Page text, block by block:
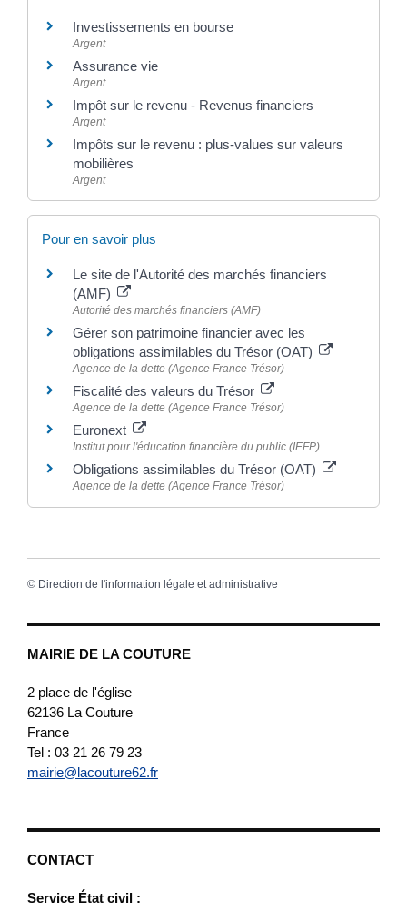
MAIRIE DE LA COUTURE
2 place de l'église
62136 La Couture
France
Tel : 03 21 26 79 23
mairie@lacouture62.fr
CONTACT
Service État civil :
Investissements en bourse
Argent
Assurance vie
Argent
Impôt sur le revenu - Revenus financiers
Argent
Impôts sur le revenu : plus-values sur valeurs
mobilières
Argent
Pour en savoir plus
Le site de l'Autorité des marchés financiers
(AMF)
Autorité des marchés financiers (AMF)
Gérer son patrimoine financier avec les
obligations assimilables du Trésor (OAT)
Agence de la dette (Agence France Trésor)
Fiscalité des valeurs du Trésor
Agence de la dette (Agence France Trésor)
Euronext
Institut pour l'éducation financière du public (IEFP)
Obligations assimilables du Trésor (OAT)
Agence de la dette (Agence France Trésor)
© Direction de l'information légale et administrative